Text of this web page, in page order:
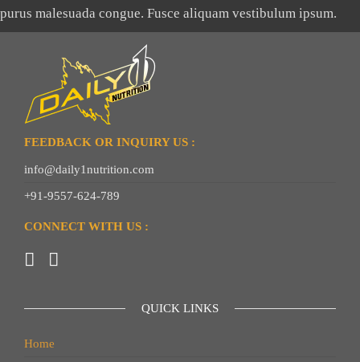
purus malesuada congue. Fusce aliquam vestibulum ipsum.
FEEDBACK OR INQUIRY US :
info@daily1nutrition.com
+91-9557-624-789
CONNECT WITH US :
QUICK LINKS
Home